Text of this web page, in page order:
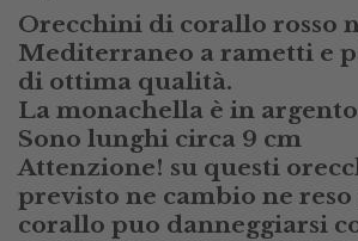
Orecchini di corallo rosso
Mediterraneo a rametti e
di ottima qualità.
La monachella è in
Sono lunghi circa 9 cm
Attenzione! su questi
previsto ne cambio ne
corallo puo danneggiarsi